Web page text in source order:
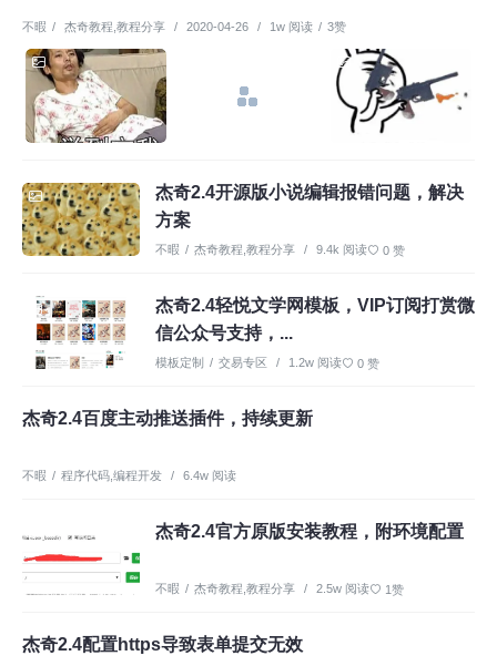
不暇 / 杰奇教程 教程分享 / 2020-04-26 / 1w 阅读 / 3赞
杰奇2.4开源版小说编辑报错问题，解决
方案
不暇 / 杰奇教程 教程分享 / 9.4k 阅读 0 赞
杰奇2.4轻悦文学网模板，VIP订阅打赏微
信公众号支持，...
模板定制 / 交易专区 / 1.2w 阅读 0 赞
杰奇2.4百度主动推送插件，持续更新
不暇 / 程序代码 编程开发 / 6.4w 阅读
杰奇2.4官方原版安装教程，附环境配置
不暇 / 杰奇教程 教程分享 / 2.5w 阅读 1赞
杰奇2.4配置https导致表单提交无效